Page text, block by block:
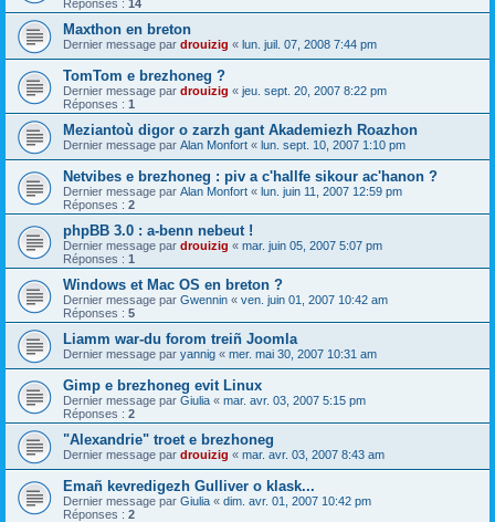
Réponses : 14
Maxthon en breton
Dernier message par drouizig « lun. juil. 07, 2008 7:44 pm
TomTom e brezhoneg ?
Dernier message par drouizig « jeu. sept. 20, 2007 8:22 pm
Réponses : 1
Meziantoù digor o zarzh gant Akademiezh Roazhon
Dernier message par Alan Monfort « lun. sept. 10, 2007 1:10 pm
Netvibes e brezhoneg : piv a c'hallfe sikour ac'hanon ?
Dernier message par Alan Monfort « lun. juin 11, 2007 12:59 pm
Réponses : 2
phpBB 3.0 : a-benn nebeut !
Dernier message par drouizig « mar. juin 05, 2007 5:07 pm
Réponses : 1
Windows et Mac OS en breton ?
Dernier message par Gwennin « ven. juin 01, 2007 10:42 am
Réponses : 5
Liamm war-du forom treiñ Joomla
Dernier message par yannig « mer. mai 30, 2007 10:31 am
Gimp e brezhoneg evit Linux
Dernier message par Giulia « mar. avr. 03, 2007 5:15 pm
Réponses : 2
"Alexandrie" troet e brezhoneg
Dernier message par drouizig « mar. avr. 03, 2007 8:43 am
Emañ kevredigezh Gulliver o klask...
Dernier message par Giulia « dim. avr. 01, 2007 10:42 pm
Réponses : 2